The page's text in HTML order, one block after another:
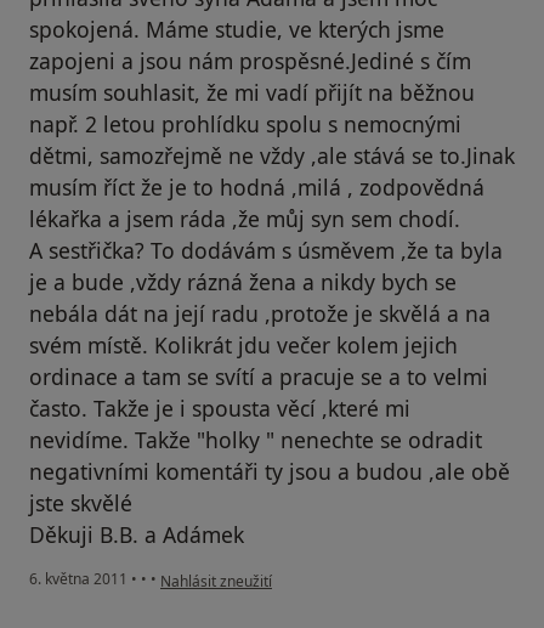
spokojená. Máme studie, ve kterých jsme
zapojeni a jsou nám prospěsné.Jediné s čím
musím souhlasit, že mi vadí přijít na běžnou
např. 2 letou prohlídku spolu s nemocnými
dětmi, samozřejmě ne vždy ,ale stává se to.Jinak
musím říct že je to hodná ,milá , zodpovědná
lékařka a jsem ráda ,že můj syn sem chodí.
A sestřička? To dodávám s úsměvem ,že ta byla
je a bude ,vždy rázná žena a nikdy bych se
nebála dát na její radu ,protože je skvělá a na
svém místě. Kolikrát jdu večer kolem jejich
ordinace a tam se svítí a pracuje se a to velmi
často. Takže je i spousta věcí ,které mi
nevidíme. Takže "holky " nenechte se odradit
negativními komentáři ty jsou a budou ,ale obě
jste skvělé
Děkuji B.B. a Adámek
6. května 2011 • • • podle názoru uživatele Váš účet byl odstraněn
Nahlásit zneužití